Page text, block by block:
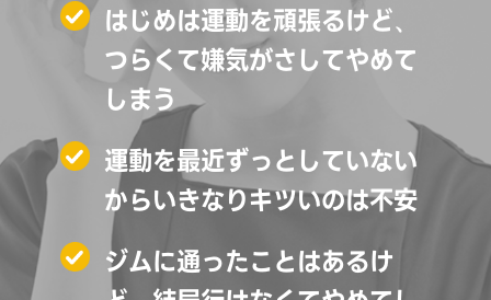
はじめは運動を頑張るけど、
つらくて嫌気がさしてやめて
しまう
運動を最近ずっとしていない
からいきなりキツいのは不安
ジムに通ったことはあるけ